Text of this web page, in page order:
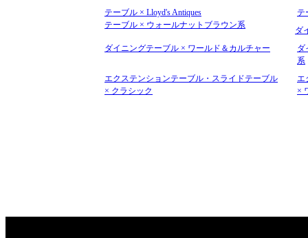
テーブル × Lloyd's Antiques テ
テーブル × ウォールナットブラウン系
ダ
ダイニングテーブル × ワールド＆カルチャー
ダ
系
エクステンションテーブル・スライドテーブル
× クラシック
エ
×